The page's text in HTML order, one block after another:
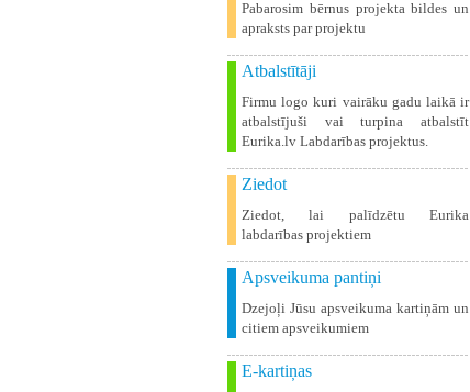
Pabarosim bērnus projekta bildes un
apraksts par projektu
Atbalstītāji
Firmu logo kuri vairāku gadu laikā ir
atbalstījuši vai turpina atbalstīt
Eurika.lv Labdarības projektus.
Ziedot
Ziedot, lai palīdzētu Eurika
labdarības projektiem
Apsveikuma pantiņi
Dzejoļi Jūsu apsveikuma kartiņām un
citiem apsveikumiem
E-kartiņas